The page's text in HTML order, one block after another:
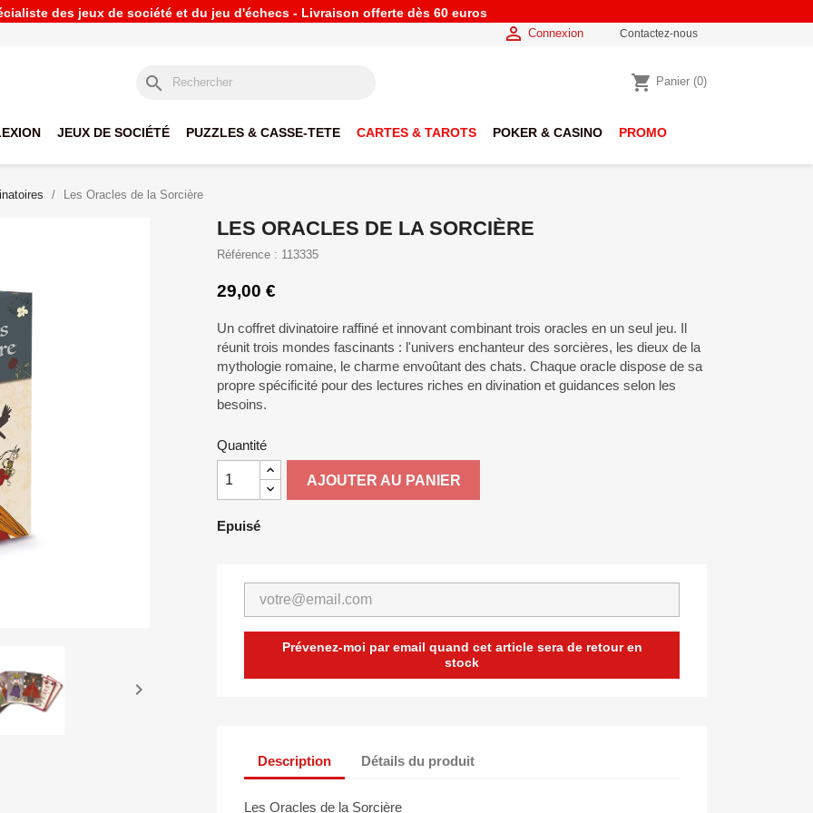
des jeux de société et du jeu d'échecs - Livraison offerte dès 60 euros
 Connexion Contactez-nous
search shopping_cart Panier (0)
JEUX DE SOCIÉTÉ PUZZLES & CASSE-TETE CARTES & TAROTS POKER & CASINO PROMO
Les Oracles de la Sorcière

LES ORACLES DE LA SORCIÈRE
Référence : 113335
29,00 €
Un coffret divinatoire raffiné et innovant combinant trois oracles en un seul jeu. Il
réunit trois mondes fascinants : l'univers enchanteur des sorcières, les dieux de la
mythologie romaine, le charme envoûtant des chats. Chaque oracle dispose de sa
propre spécificité pour des lectures riches en divination et guidances selon les
besoins.​
Quantité
AJOUTER AU PANIER
Epuisé
Prévenez-moi par email quand cet article sera de retour en
stock
Description Détails du produit
Les Oracles de la Sorcière